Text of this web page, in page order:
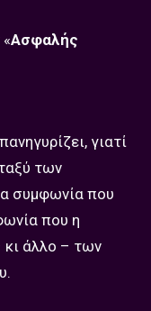
Ασφαλής
γιατί
των
συμφωνία που
που η
κι άλλο – των